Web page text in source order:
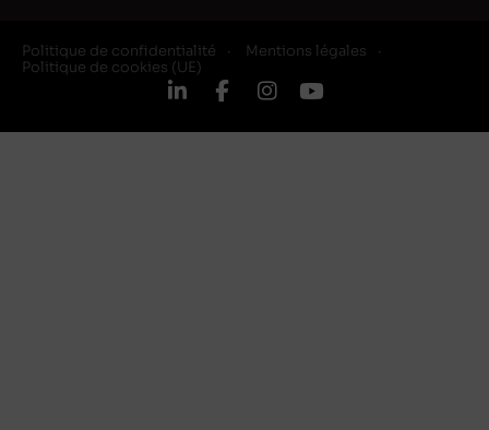
Politique de confidentialité
Mentions légales
Politique de cookies (UE)